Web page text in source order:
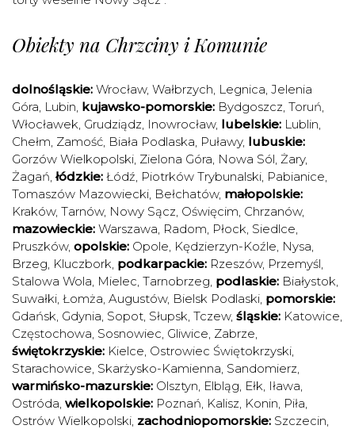
Obiekty na Chrzciny i Komunie
dolnośląskie: Wrocław, Wałbrzych, Legnica, Jelenia
Góra, Lubin, kujawsko-pomorskie: Bydgoszcz, Toruń,
Włocławek, Grudziądz, Inowrocław, lubelskie: Lublin,
Chełm, Zamość, Biała Podlaska, Puławy, lubuskie:
Gorzów Wielkopolski, Zielona Góra, Nowa Sól, Żary,
Żagań, łódzkie: Łódź, Piotrków Trybunalski, Pabianice,
Tomaszów Mazowiecki, Bełchatów, małopolskie:
Kraków, Tarnów, Nowy Sącz, Oświęcim, Chrzanów,
mazowieckie: Warszawa, Radom, Płock, Siedlce,
Pruszków, opolskie: Opole, Kędzierzyn-Koźle, Nysa,
Brzeg, Kluczbork, podkarpackie: Rzeszów, Przemyśl,
Stalowa Wola, Mielec, Tarnobrzeg, podlaskie: Białystok,
Suwałki, Łomża, Augustów, Bielsk Podlaski, pomorskie:
Gdańsk, Gdynia, Sopot, Słupsk, Tczew, śląskie: Katowice,
Częstochowa, Sosnowiec, Gliwice, Zabrze,
świętokrzyskie: Kielce, Ostrowiec Świętokrzyski,
Starachowice, Skarżysko-Kamienna, Sandomierz,
warmińsko-mazurskie: Olsztyn, Elbląg, Ełk, Iława,
Ostróda, wielkopolskie: Poznań, Kalisz, Konin, Piła,
Ostrów Wielkopolski, zachodniopomorskie: Szczecin,